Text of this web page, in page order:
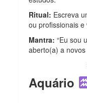
Ritual: Escreva
ou profissionais
Mantra: “Eu sou
aberto(a) a
Aquário